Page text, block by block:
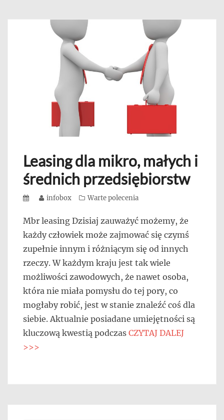
Leasing dla mikro, małych i
średnich przedsiębiorstw
PostedAuthor
infobox Categories
Warte polecenia
Mbr leasing Dzisiaj zauważyć możemy, że
każdy człowiek może zajmować się czymś
zupełnie innym i różniącym się od innych
rzeczy. W każdym kraju jest tak wiele
możliwości zawodowych, że nawet osoba,
która nie miała pomysłu do tej pory, co
mogłaby robić, jest w stanie znaleźć coś dla
siebie. Aktualnie posiadane umiejętności są
kluczową kwestią podczas CZYTAJ DALEJ
>>>